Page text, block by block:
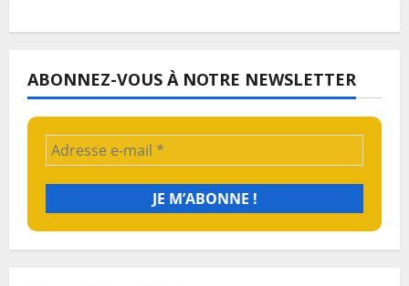
ABONNEZ-VOUS À NOTRE NEWSLETTER